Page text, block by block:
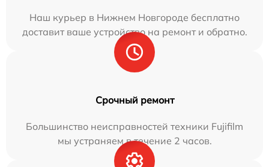
Наш курьер в Нижнем Новгороде бесплатно
доставит ваше устройство на ремонт и обратно.
Срочный ремонт
Большинство неисправностей техники Fujifilm
мы устраняем в течение 2 часов.